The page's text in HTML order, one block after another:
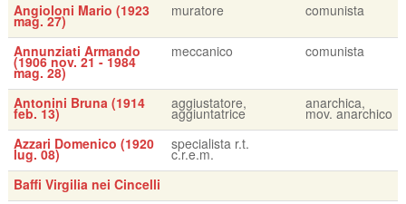
Angioloni Mario (1923
mag. 27)
muratore comunista
Annunziati Armando
(1906 nov. 21 - 1984
mag. 28)
meccanico comunista
Antonini Bruna (1914
feb. 13)
aggiustatore,
aggiuntatrice
anarchica,
mov. anarchico
Azzari Domenico (1920
lug. 08)
specialista r.t.
c.r.e.m.
Baffi Virgilia nei Cincelli